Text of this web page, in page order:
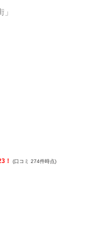
！ (口コミ 274件時点)